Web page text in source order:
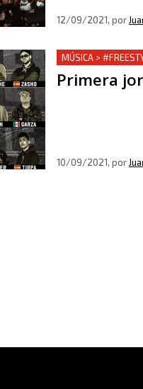
12/09/2021, por
MÚSICA >
Primera
10/09/2021, por